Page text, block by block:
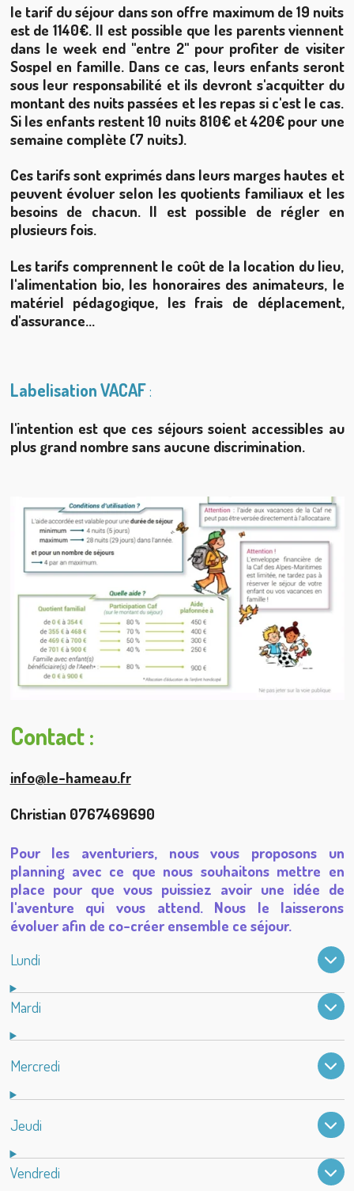
le tarif du séjour dans son offre maximum de 19 nuits
est de 1140€. Il est possible que les parents viennent
dans le week end "entre 2" pour profiter de visiter
Sospel en famille. Dans ce cas, leurs enfants seront
sous leur responsabilité et ils devront s'acquitter du
montant des nuits passées et les repas si c'est le cas.
Si les enfants restent 10 nuits 810€ et 420€ pour une
semaine complète (7 nuits).
Ces tarifs sont exprimés dans leurs marges hautes et
peuvent évoluer selon les quotients familiaux et les
besoins de chacun. Il est possible de régler en
plusieurs fois.
Les tarifs comprennent le coût de la location du lieu,
l'alimentation bio, les honoraires des animateurs, le
matériel pédagogique, les frais de déplacement,
d'assurance...
Labelisation VACAF:
l'intention est que ces séjours soient accessibles au
plus grand nombre sans aucune discrimination.
Contact :
info@le-hameau.fr
Christian 0767469690
Pour les aventuriers, nous vous proposons un
planning avec ce que nous souhaitons mettre en
place pour que vous puissiez avoir une idée de
l'aventure qui vous attend. Nous le laisserons
évoluer afin de co-créer ensemble ce séjour.
Lundi
Mardi
Mercredi
Jeudi
Vendredi